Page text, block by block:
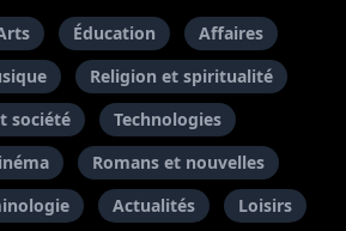
Éducation
Affaires
Religion et spiritualité
société
Technologies
Romans et nouvelles
Actualités Loisirs